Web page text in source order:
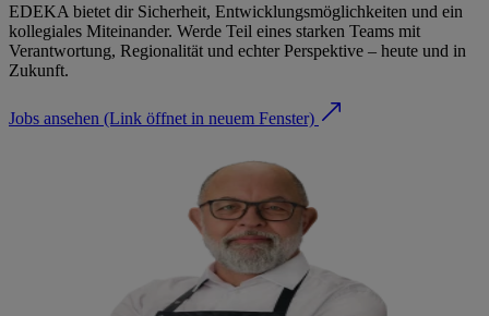
EDEKA bietet dir Sicherheit, Entwicklungsmöglichkeiten und ein
kollegiales Miteinander. Werde Teil eines starken Teams mit
Verantwortung, Regionalität und echter Perspektive – heute und in
Zukunft.
Jobs ansehen (Link öffnet in neuem Fenster)